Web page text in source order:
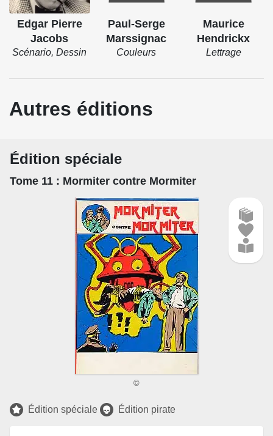
tromper les banques, après avoir mis le savant hors d'état
de nuire...
Edgar Pierre
Jacobs
Scénario, Dessin
Paul-Serge
Marssignac
Couleurs
Maurice
Hendrickx
Lettrage
Autres éditions
Édition spéciale
Tome 11 : Mormiter contre Mormiter
©
Édition spéciale Édition pirate